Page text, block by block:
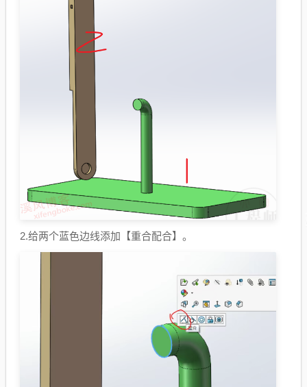
2.给两个蓝色边线添加【重合配合】。